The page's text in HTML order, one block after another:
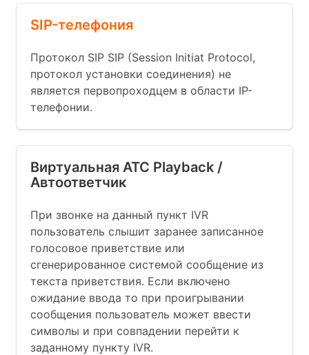
SIP-телефония
Протокол SIP SIP (Session Initiat Protocol,
протокол установки соединения) не
является первопроходцем в области IP-
телефонии.
Виртуальная АТС Playback /
Автоответчик
При звонке на данный пункт IVR
пользователь слышит заранее записанное
голосовое приветствие или
сгенерированное системой сообщение из
текста приветствия. Если включено
ожидание ввода то при проигрывании
сообщения пользователь может ввести
символы и при совпадении перейти к
заданному пункту IVR.